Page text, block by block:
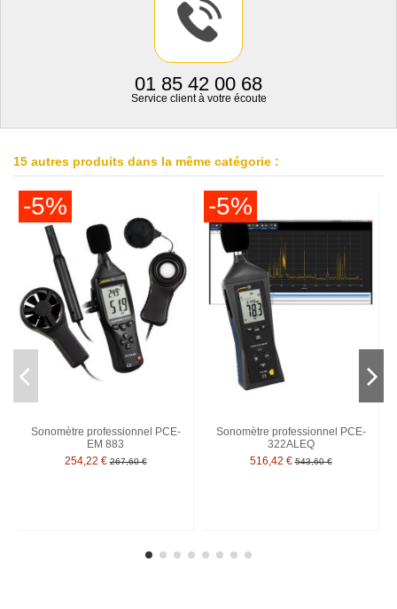
01 85 42 00 68
Service client à votre écoute
15 autres produits dans la même catégorie :
-5%
Sonomètre professionnel PCE-
EM 883
254,22 € 267,60 €
-5%
Sonomètre professionnel PCE-
322ALEQ
516,42 € 543,60 €